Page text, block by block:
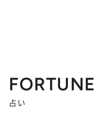
FORTUNE
占い